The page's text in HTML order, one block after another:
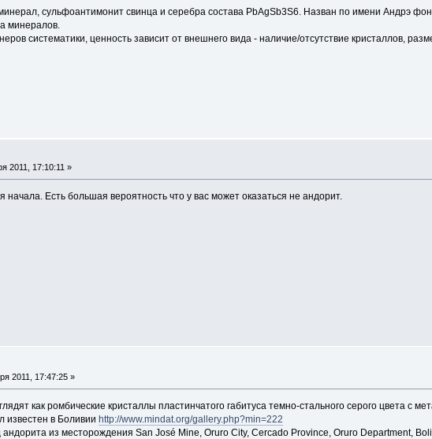
сульфоантимонит свинца и серебра состава PbAgSb3S6. Назван по имени Андрэ
минералов.
систематики, ценность зависит от внешнего вида - наличие/отсутствие кристаллов,
2011, 17:10:11 »
Есть большая вероятность что у вас может оказаться не андорит.
2011, 17:47:25 »
как ромбические кристаллы пластинчатого габитуса темно-стального серого цвета с
известен в Боливии http://www.mindat.org/gallery.php?min=222
из месторождения San José Mine, Oruro City, Cercado Province, Oruro Department,